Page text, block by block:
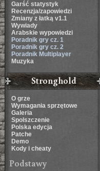
Garść statystyk
Recenzja/zapowiedzi
Zmiany z łatką v1.1
Wywiady
Arabskie wypowiedzi
Poradnik gry cz. 1
Poradnik gry cz. 2
Poradnik Multiplayer
Muzyka
Stronghold
O grze
Wymagania sprzętowe
Galeria
Spolszczenie
Polska edycja
Patche
Demo
Kody i cheaty
Podstawy